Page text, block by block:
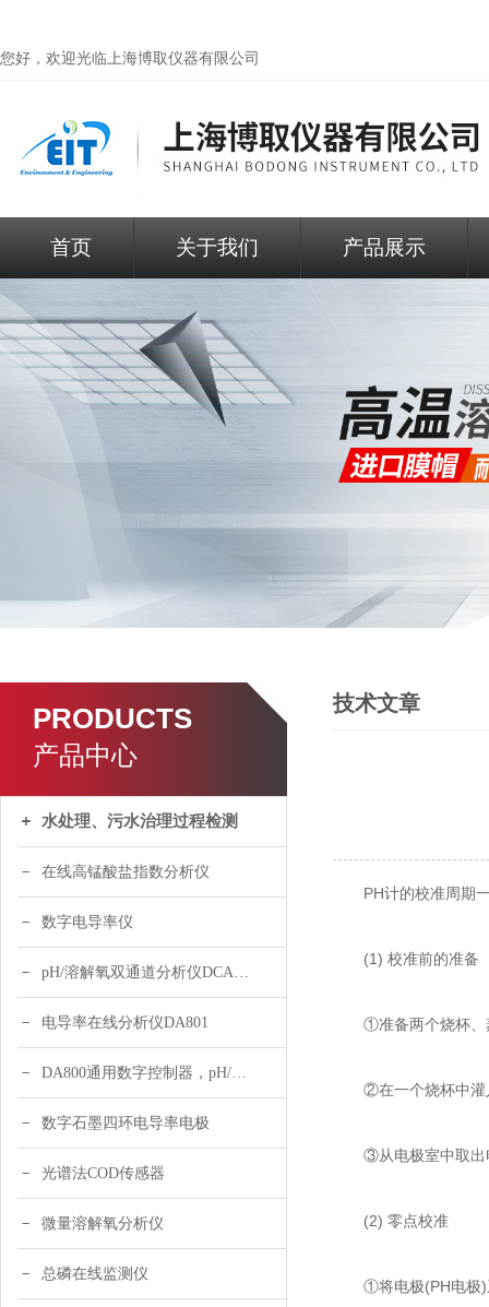
您好，欢迎光临上海博取仪器有限公司
首页 关于我们 产品展示
PRODUCTS
产品中心
水处理、污水治理过程检测
在线高锰酸盐指数分析仪
数字电导率仪
pH/溶解氧双通道分析仪DCA120
电导率在线分析仪DA801
DA800通用数字控制器，pH/DO/ORP多参数
数字石墨四环电导率电极
光谱法COD传感器
微量溶解氧分析仪
总磷在线监测仪
技术文章
PH计的校准周期一
(1) 校准前的准备
①准备两个烧杯、蒸
②在一个烧杯中灌入
③从电极室中取出
(2) 零点校准
①将电极(PH电极)系